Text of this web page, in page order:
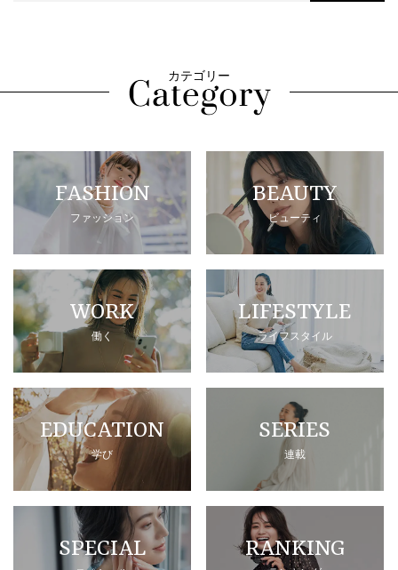
カテゴリー
FASHION
ファッション
BEAUTY
ビューティ
WORK
働く
LIFESTYLE
ライフスタイル
EDUCATION
学び
SERIES
連載
SPECIAL RANKING